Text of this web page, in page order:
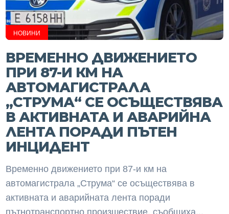
НОВИНИ
ВРЕМЕННО ДВИЖЕНИЕТО
ПРИ 87-И КМ НА
АВТОМАГИСТРАЛА
„СТРУМА“ СЕ ОСЪЩЕСТВЯВА
В АКТИВНАТА И АВАРИЙНА
ЛЕНТА ПОРАДИ ПЪТЕН
ИНЦИДЕНТ
Временно движението при 87-и км на
автомагистрала „Струма“ се осъществява в
активната и аварийната лента поради
пътнотранспортно произшествие, съобщиха...